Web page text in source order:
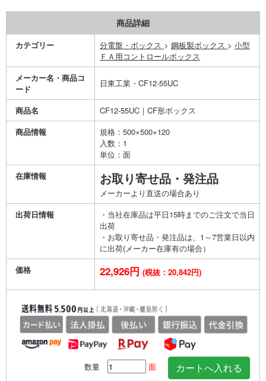
商品詳細
カテゴリー 分電盤・ボックス > 鋼板製ボックス > 小型
ＦＡ用コントロールボックス
メーカー名・商品コ
ード
日東工業・CF12-55UC
商品名
CF12-55UC｜CF形ボックス
商品情報
規格：500×500×120
入数：1
単位：面
在庫情報
お取り寄せ品・発注品
メーカーより直送の場合あり
出荷日情報
・当社在庫品は平日15時までのご注文で当日
出荷
・お取り寄せ品・発注品は、1～7営業日以内
に出荷(メーカー在庫有の場合）
価格
22,926円 (税抜：20,842円)
数量
面